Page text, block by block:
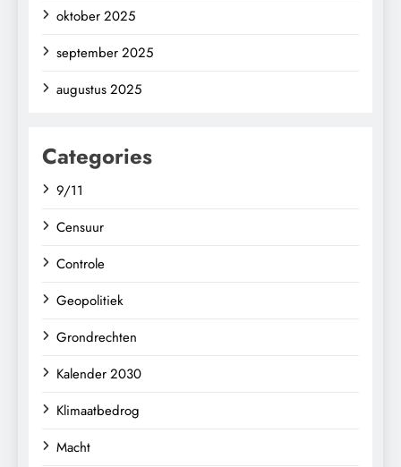
oktober 2025
september 2025
augustus 2025
Categories
9/11
Censuur
Controle
Geopolitiek
Grondrechten
Kalender 2030
Klimaatbedrog
Macht